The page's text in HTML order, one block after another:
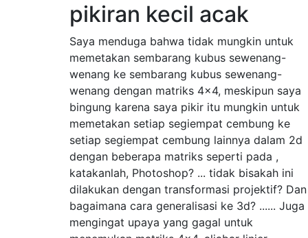
pikiran kecil acak
Saya menduga bahwa tidak mungkin untuk
memetakan sembarang kubus sewenang-
wenang ke sembarang kubus sewenang-
wenang dengan matriks 4x4, meskipun saya
bingung karena saya pikir itu mungkin untuk
memetakan setiap segiempat cembung ke
setiap segiempat cembung lainnya dalam 2d
dengan beberapa matriks seperti pada ,
katakanlah, Photoshop? ... tidak bisakah ini
dilakukan dengan transformasi projektif? Dan
bagaimana cara generalisasi ke 3d? ...... Juga
mengingat upaya yang gagal untuk